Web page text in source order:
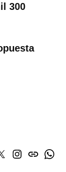
300
Instagram
issuu